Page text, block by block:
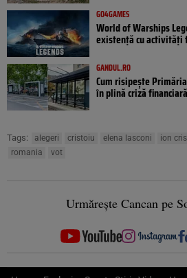
GO4GAMES
World of Warships
existență cu activități
GANDUL.RO
Cum risipește
în plină criză
Tags: alegeri cristoiu elena lasconi ion
romania
vot
Urmărește Cancan pe